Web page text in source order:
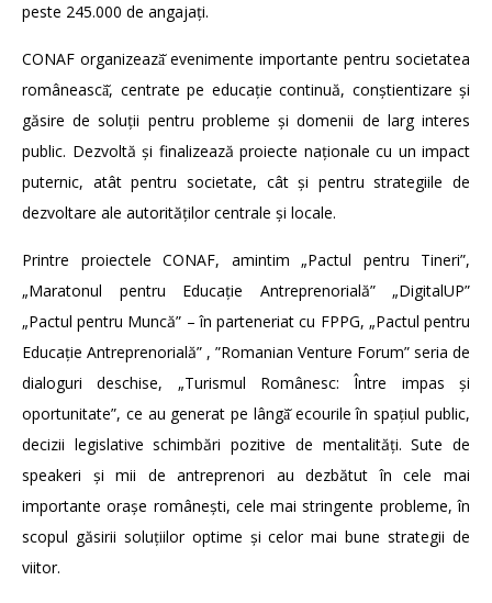
peste 245.000 de angajați.
CONAF organizează̆ evenimente importante pentru societatea
românească̆, centrate pe educație continuă, conștientizare și
găsire de soluții pentru probleme și domenii de larg interes
public. Dezvoltă și finalizează proiecte naționale cu un impact
puternic, atât pentru societate, cât și pentru strategiile de
dezvoltare ale autorităților centrale și locale.
Printre proiectele CONAF, amintim „Pactul pentru Tineri”,
„Maratonul pentru Educație Antreprenorială” „DigitalUP”
„Pactul pentru Muncă” – în parteneriat cu FPPG, „Pactul pentru
Educație Antreprenorială” , ”Romanian Venture Forum” seria de
dialoguri deschise, „Turismul Românesc: Între impas și
oportunitate”, ce au generat pe lângă̆ ecourile în spațiul public,
decizii legislative schimbări pozitive de mentalități. Sute de
speakeri și mii de antreprenori au dezbătut în cele mai
importante orașe românești, cele mai stringente probleme, în
scopul găsirii soluțiilor optime și celor mai bune strategii de
viitor.